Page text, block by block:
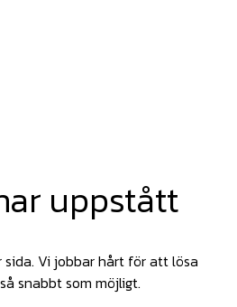
uppstått
sida. Vi jobbar hårt för att lösa
snabbt som möjligt.